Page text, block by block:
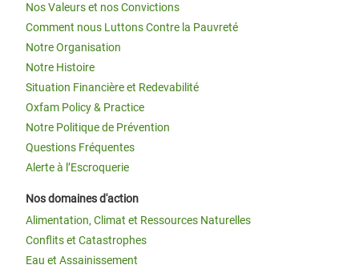
Nos Valeurs et nos Convictions
Comment nous Luttons Contre la Pauvreté
Notre Organisation
Notre Histoire
Situation Financière et Redevabilité
Oxfam Policy & Practice
Notre Politique de Prévention
Questions Fréquentes
Alerte à l’Escroquerie
Nos domaines d'action
Alimentation, Climat et Ressources Naturelles
Conflits et Catastrophes
Eau et Assainissement